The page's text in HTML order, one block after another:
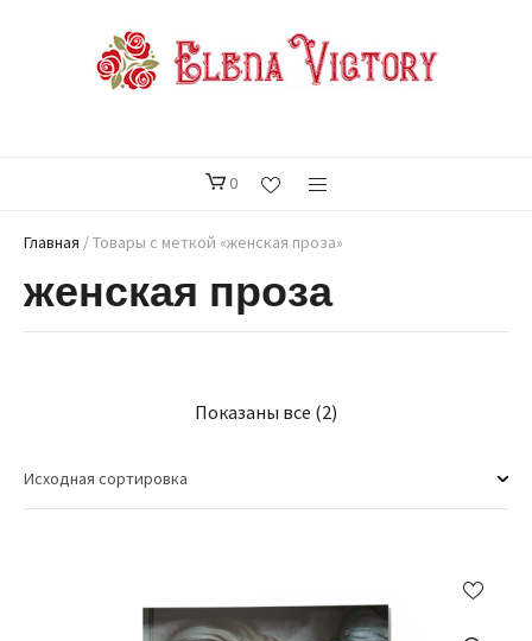
0
Главная / Товары с меткой «женская проза»
женская проза
Показаны все (2)